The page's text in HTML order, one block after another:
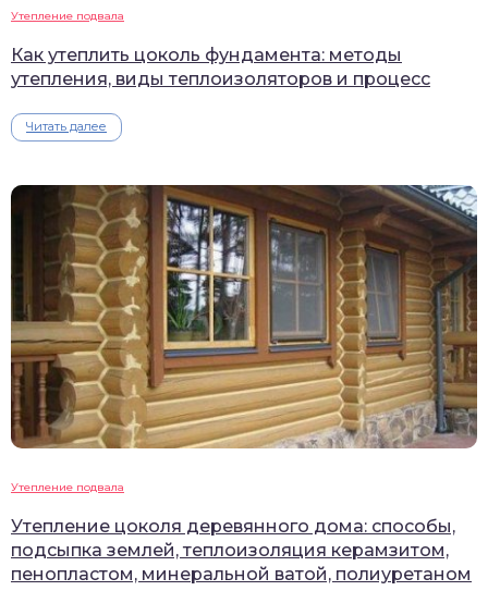
Утепление подвала
Как утеплить цоколь фундамента: методы
утепления, виды теплоизоляторов и процесс
Читать далее
Утепление подвала
Утепление цоколя деревянного дома: способы,
подсыпка землей, теплоизоляция керамзитом,
пенопластом, минеральной ватой, полиуретаном